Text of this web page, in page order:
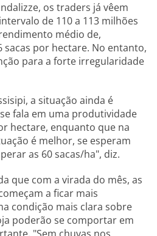
os traders já vêem
de 110 a 113 milhões
médio de,
por hectare. No entanto,
para a forte irregularidade
a situação ainda é
fala em uma produtividade
hectare, enquanto que na
é melhor, se esperam
as 60 sacas/ha", diz.
que com a virada do mês, as
a ficar mais
condição mais clara sobre
poderão se comportar em